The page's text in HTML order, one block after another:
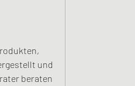
und
beraten